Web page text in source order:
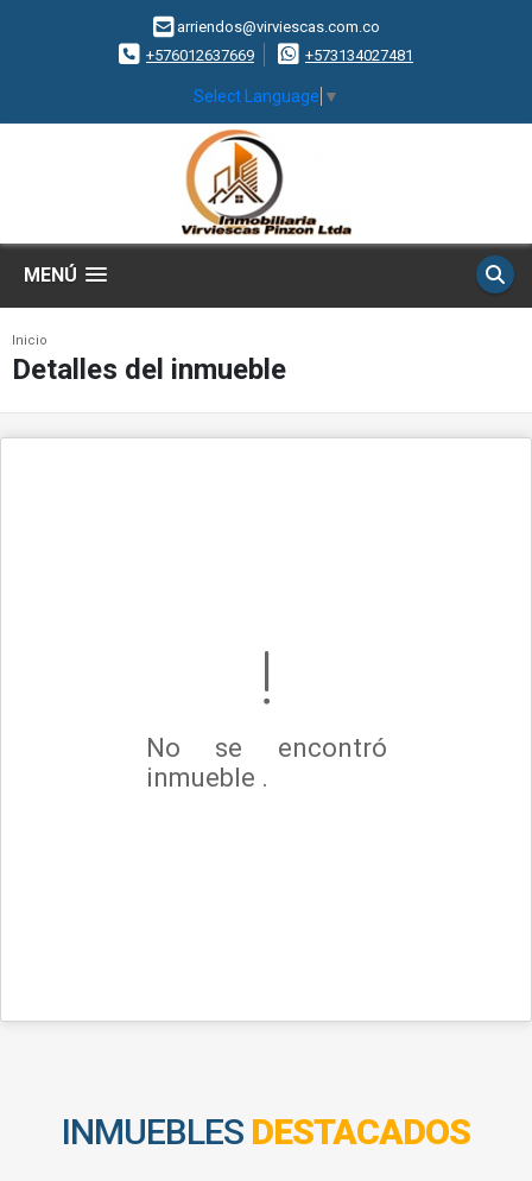
arriendos@virviescas.com.co
+576012637669
+573134027481
Select Language ▼
MENÚ
Inicio
Detalles del inmueble
No se encontró
inmueble .
INMUEBLES DESTACADOS